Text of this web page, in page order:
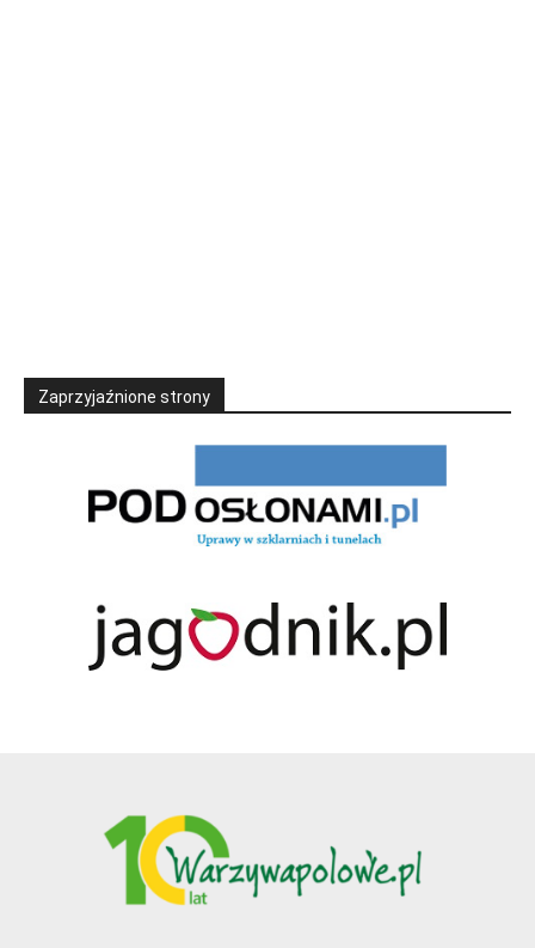
Zaprzyjaźnione strony